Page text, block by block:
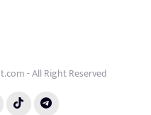
- All Right Reserved